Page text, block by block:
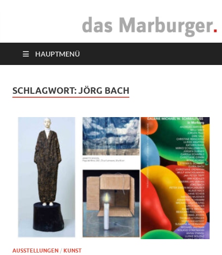
das Marburger.
HAUPTMENÜ
SCHLAGWORT:JÖRG BACH
AUSSTELLUNGEN / KUNST